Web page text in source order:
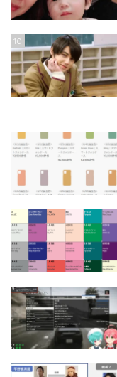
10